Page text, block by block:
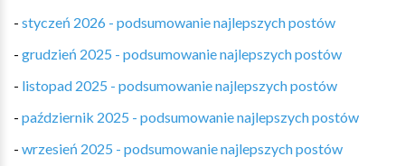
- styczeń 2026 - podsumowanie najlepszych postów
- grudzień 2025 - podsumowanie najlepszych postów
- listopad 2025 - podsumowanie najlepszych postów
- październik 2025 - podsumowanie najlepszych postów
- wrzesień 2025 - podsumowanie najlepszych postów